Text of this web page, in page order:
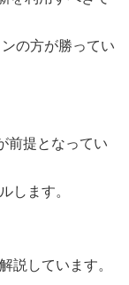
の方が勝ってい
前提となってい
します。
説しています。